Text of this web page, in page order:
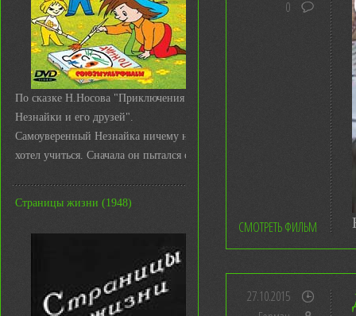
По сказке Н.Носова "Приключения
Незнайки и его друзей".
Самоуверенный Незнайка ничему не
хотел учиться. Сначала он пытался с ...
Страницы жизни (1948)
0
СМОТРЕТЬ ФИЛЬМ
27.10.2015